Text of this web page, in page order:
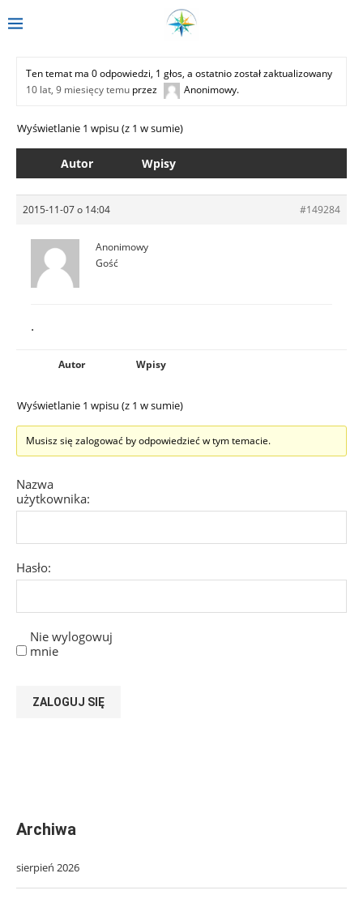
Ten temat ma 0 odpowiedzi, 1 głos, a ostatnio został zaktualizowany
10 lat, 9 miesięcy temu przez Anonimowy.
Wyświetlanie 1 wpisu (z 1 w sumie)
Autor Wpisy
2015-11-07 o 14:04 #149284
Anonimowy
Gość
.
Autor Wpisy
Wyświetlanie 1 wpisu (z 1 w sumie)
Musisz się zalogować by odpowiedzieć w tym temacie.
Nazwa
użytkownika:
Hasło:
Nie wylogowuj
mnie
ZALOGUJ SIĘ
Archiwa
sierpień 2026